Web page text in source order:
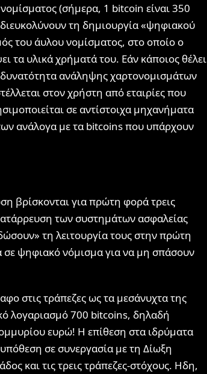
(σήμερα, 1 bitcoin είναι 350
τη δημιουργία «ψηφιακού
του άυλου νομίσματος, στο οποίο ο
τα υλικά χρήματά του. Εάν κάποιος θέλει
δυνατότητα ανάληψης χαρτονομισμάτων
στον χρήστη από εταιρίες που
σε αντίστοιχα μηχανήματα
ανάλογα με τα bitcoins που υπάρχουν
βρίσκονται για πρώτη φορά τρεις
των συστημάτων ασφαλείας
τη λειτουργία τους στην πρώτη
σε ψηφιακό νόμισμα για να μη σπάσουν
στις τράπεζες ως τα μεσάνυχτα της
λογαριασμό 700 bitcoins, δηλαδή
ευρώ! Η επίθεση στα ιδρύματα
σε συνεργασία με τη Δίωξη
και τις τρεις τράπεζες-στόχους. Ηδη,